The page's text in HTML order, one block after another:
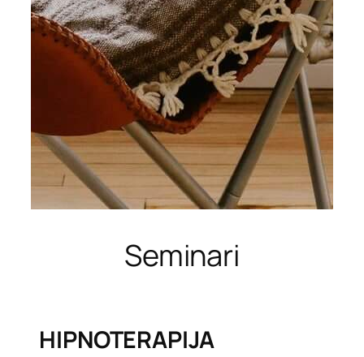
Seminari
HIPNOTERAPIJA